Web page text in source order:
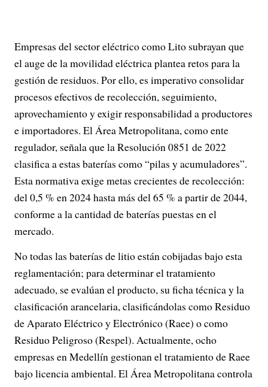
Empresas del sector eléctrico como Lito subrayan que
el auge de la movilidad eléctrica plantea retos para la
gestión de residuos. Por ello, es imperativo consolidar
procesos efectivos de recolección, seguimiento,
aprovechamiento y exigir responsabilidad a productores
e importadores. El Área Metropolitana, como ente
regulador, señala que la Resolución 0851 de 2022
clasifica a estas baterías como “pilas y acumuladores”.
Esta normativa exige metas crecientes de recolección:
del 0,5 % en 2024 hasta más del 65 % a partir de 2044,
conforme a la cantidad de baterías puestas en el
mercado.
No todas las baterías de litio están cobijadas bajo esta
reglamentación; para determinar el tratamiento
adecuado, se evalúan el producto, su ficha técnica y la
clasificación arancelaria, clasificándolas como Residuo
de Aparato Eléctrico y Electrónico (Raee) o como
Residuo Peligroso (Respel). Actualmente, ocho
empresas en Medellín gestionan el tratamiento de Raee
bajo licencia ambiental. El Área Metropolitana controla